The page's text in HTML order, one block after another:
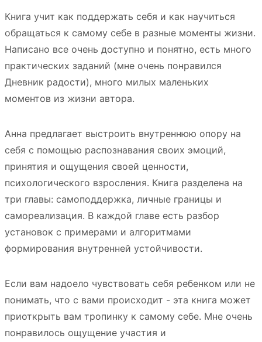
Книга учит как поддержать себя и как научиться
обращаться к самому себе в разные моменты жизни.
Написано все очень доступно и понятно, есть много
практических заданий (мне очень понравился
Дневник радости), много милых маленьких
моментов из жизни автора.
Анна предлагает выстроить внутреннюю опору на
себя с помощью распознавания своих эмоций,
принятия и ощущения своей ценности,
психологического взросления. Книга разделена на
три главы: самоподдержка, личные границы и
самореализация. В каждой главе есть разбор
установок с примерами и алгоритмами
формирования внутренней устойчивости.
Если вам надоело чувствовать себя ребенком или не
понимать, что с вами происходит - эта книга может
приоткрыть вам тропинку к самому себе. Мне очень
понравилось ощущение участия и